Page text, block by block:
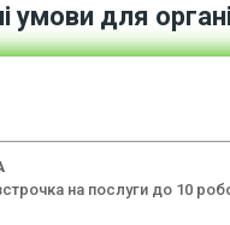
умови для
на послуги до 10